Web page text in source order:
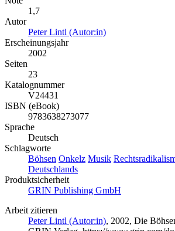
1,7
Autor
Peter Lintl (Autor:in)
Erscheinungsjahr
2002
Seiten
23
Katalognummer
V24431
ISBN (eBook)
9783638273077
Sprache
Deutsch
Schlagworte
Böhsen Onkelz Musik
Deutschlands
Produktsicherheit
GRIN Publishing GmbH
Arbeit zitieren
Peter Lintl (Autor:in), 2002, Die